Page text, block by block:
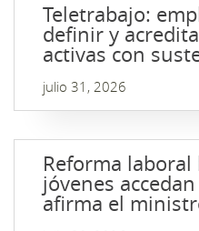
Teletrabajo:
definir y
activas con
julio 31, 2026
Reforma
jóvenes
afirma el